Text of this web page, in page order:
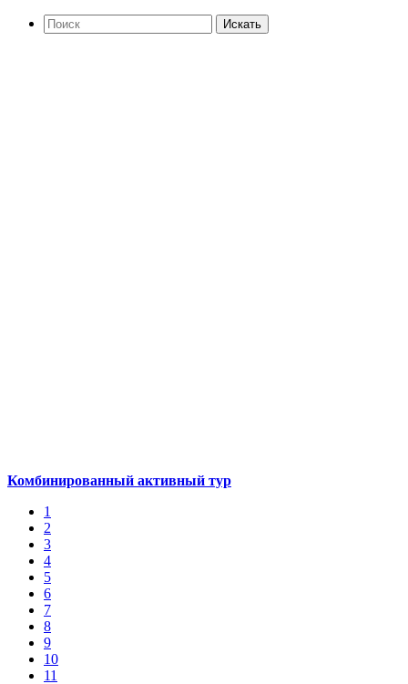
Искать
Комбинированный активный тур
1
2
3
4
5
6
7
8
9
10
11